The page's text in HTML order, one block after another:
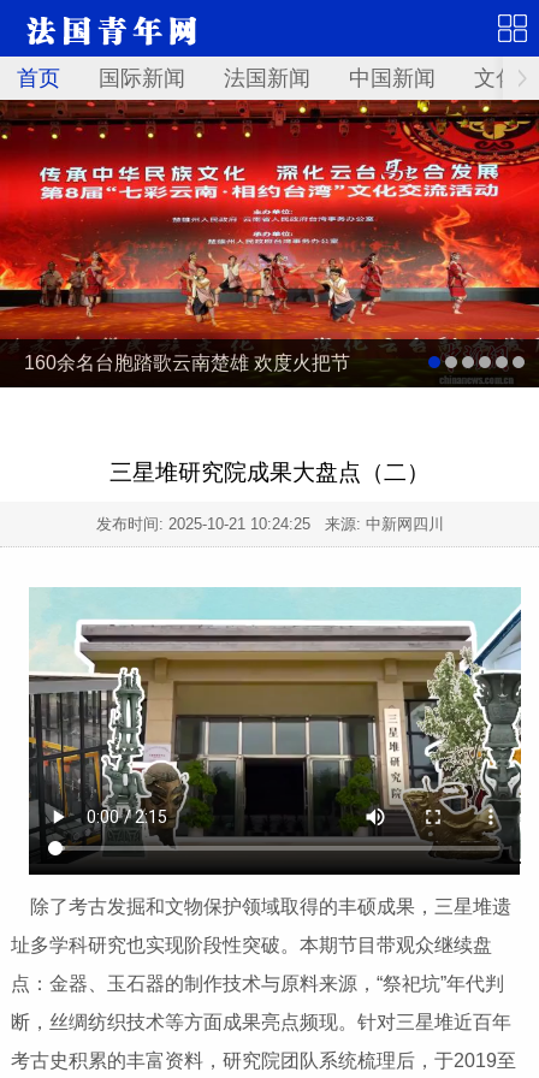
首页 国际新闻 法国新闻 中国新闻 文化
160余名台胞踏歌云南楚雄 欢度火把节
三星堆研究院成果大盘点（二）
发布时间: 2025-10-21 10:24:25来源: 中新网四川
除了考古发掘和文物保护领域取得的丰硕成果，三星堆遗
址多学科研究也实现阶段性突破。本期节目带观众继续盘
点：金器、玉石器的制作技术与原料来源，“祭祀坑”年代判
断，丝绸纺织技术等方面成果亮点频现。针对三星堆近百年
考古史积累的丰富资料，研究院团队系统梳理后，于2019至